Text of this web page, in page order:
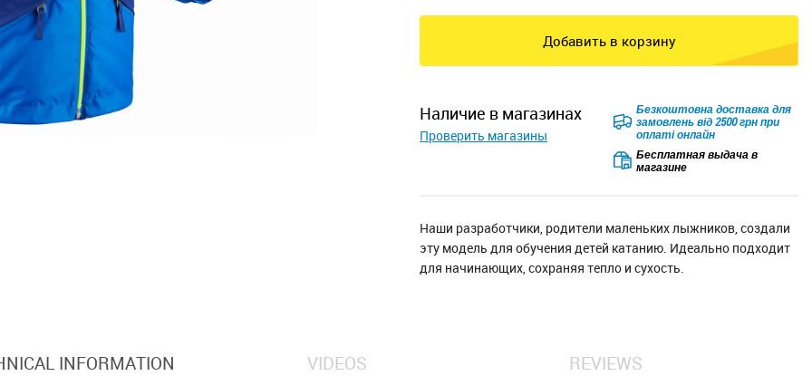
Добавить в корзину
наличие в магазинах
Проверить магазины
Безкоштовна доставка для
замовлень від 2500 грн при
оплаті онлайн
Бесплатная выдача в
магазине
Наши разработчики, родители маленьких лыжников, создали
эту модель для обучения детей катанию. Идеально подходит
для начинающих, сохраняя тепло и сухость.
INFORMATION VIDEOS REVIEWS